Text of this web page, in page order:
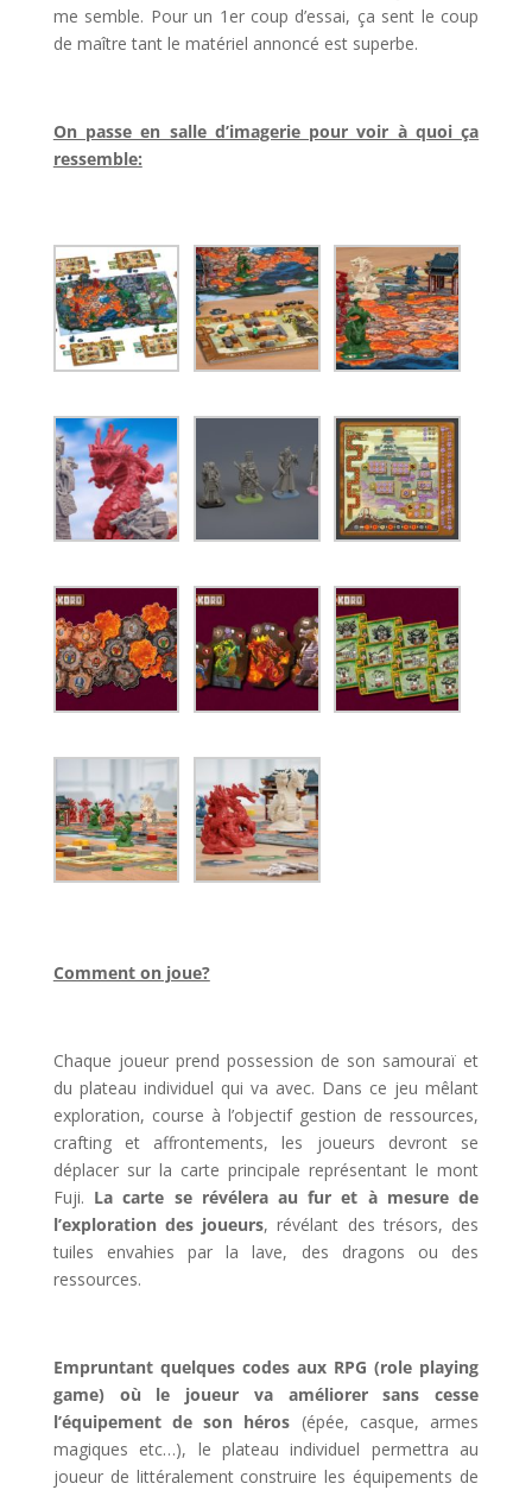
me semble. Pour un 1er coup d’essai, ça sent le coup
de maître tant le matériel annoncé est superbe.
On passe en salle d’imagerie pour voir à quoi ça
ressemble:
Comment on joue?
Chaque joueur prend possession de son samouraï et
du plateau individuel qui va avec. Dans ce jeu mêlant
exploration, course à l’objectif gestion de ressources,
crafting et affrontements, les joueurs devront se
déplacer sur la carte principale représentant le mont
Fuji. La carte se révélera au fur et à mesure de
l’exploration des joueurs, révélant des trésors, des
tuiles envahies par la lave, des dragons ou des
ressources.
Empruntant quelques codes aux RPG (role playing
game) où le joueur va améliorer sans cesse
l’équipement de son héros (épée, casque, armes
magiques etc…), le plateau individuel permettra au
joueur de littéralement construire les équipements de